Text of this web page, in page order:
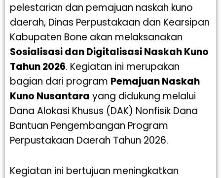
pelestarian dan pemajuan naskah kuno
daerah, Dinas Perpustakaan dan Kearsipan
Kabupaten Bone akan melaksanakan
Sosialisasi dan Digitalisasi Naskah Kuno
Tahun 2026. Kegiatan ini merupakan
bagian dari program Pemajuan Naskah
Kuno Nusantara yang didukung melalui
Dana Alokasi Khusus (DAK) Nonfisik Dana
Bantuan Pengembangan Program
Perpustakaan Daerah Tahun 2026.
Kegiatan ini bertujuan meningkatkan